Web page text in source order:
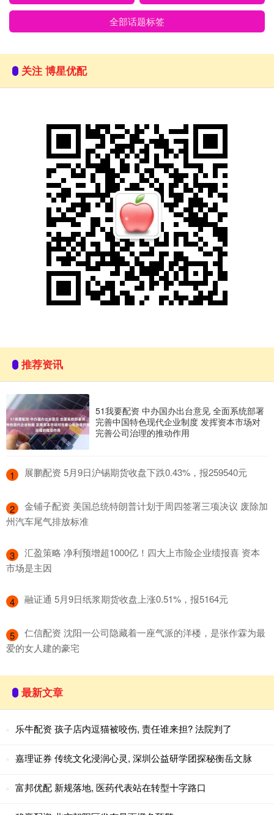
全部话题标签
关注 博星优配
推荐资讯
51我要配资 中办国办出台意见 全面系统部署
完善中国特色现代企业制度 发挥资本市场对
完善公司治理的推动作用
1 ​展鹏配资 5月9日沪锡期货收盘下跌0.43%，报259540元
2
​金铺子配资 美国总统特朗普计划于周四签署三项决议 废除加
州汽车尾气排放标准
3
​汇盈策略 净利预增超1000亿！四大上市险企业绩报喜 资本
市场是主因
4 ​融证通 5月9日纸浆期货收盘上涨0.51%，报5164元
5
​仁信配资 沈阳一公司隐藏着一座气派的洋楼，是张作霖为最
爱的女人建的豪宅
最新文章
乐牛配资 孩子店内逗猫被咬伤, 责任谁来担? 法院判了
嘉理证券 传统文化浸润心灵, 深圳公益研学团探秘衡岳文脉
富邦优配 新规落地, 医药代表站在转型十字路口